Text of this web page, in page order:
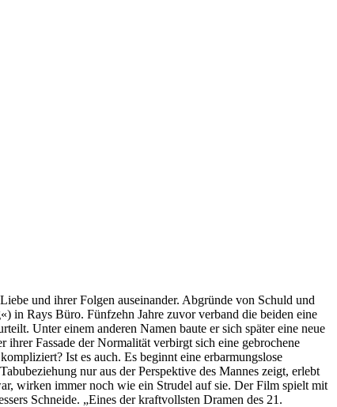
und ihrer Folgen auseinander. Abgründe von Schuld und
in Rays Büro. Fünfzehn Jahre zuvor verband die beiden eine
Unter einem anderen Namen baute er sich später eine neue
Fassade der Normalität verbirgt sich eine gebrochene
Ist es auch. Es beginnt eine erbarmungslose
nur aus der Perspektive des Mannes zeigt, erlebt
wirken immer noch wie ein Strudel auf sie. Der Film spielt mit
Schneide. „Eines der kraftvollsten Dramen des 21.